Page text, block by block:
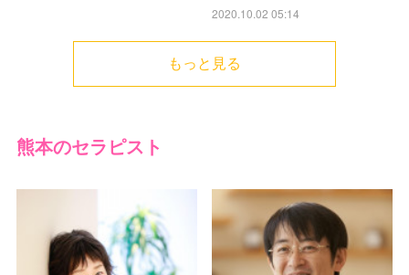
2020.10.02 05:14
もっと見る
熊本のセラピスト